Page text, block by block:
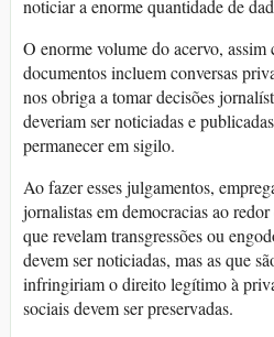
noticiar a enorme quantidade de
O enorme volume do acervo,
documentos incluem conversas
nos obriga a tomar decisões
deveriam ser noticiadas e
permanecer em sigilo.
Ao fazer esses julgamentos,
jornalistas em democracias ao
que revelam transgressões ou
devem ser noticiadas, mas as que
infringiriam o direito legítimo à
sociais devem ser preservadas.